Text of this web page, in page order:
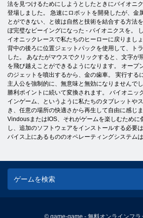
法を見つけるためにしようとしたときにバイオニ
登場しました。 急速にロボットを開発したが、金
とができない、と彼は自然と技術を結合する方法
ぼ完璧なビーイングになった - バイオニクスを。
イオニックレースで私たちのヒーローに戻りまし
背中の後ろに位置ジェットパックを使用して、ト
した。 あなたがマウスでクリックすると、文字が
を飛び越えことができるようになります。 オープ
のジェットを噴出するから、金の歯車。 実行する
主人公を強制的に、無意味と無効になりませんで
勝利ポイントに続いて変換されます。 バイオニッ
インゲーム、というように私たちのタブレットや
き、任意の場所の快適さから再生して自由に感じ
VindousまたはIOS、それがゲームを楽しむために
し、追加のソフトウェアをインストールする必要
バイス上にあるもののオペレーティングシステム